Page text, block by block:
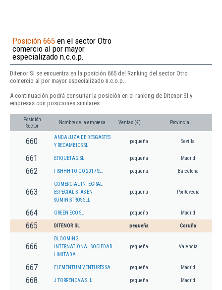
Posición 665 en el sector Otro
comercio al por mayor
especializado n.c.o.p.
Ditenor Sl se encuentra en la posición 665 del Ranking del sector Otro
comercio al por mayor especializado n.c.o.p..
A continuación podrá consultar la posición en el ranking de Ditenor Sl y
empresas con posiciones similares:
Posición
Sector
Nombre de la empresa Ventas (€) Provincia
660
ANDALUZA DE DESGASTES
Y RECAMBIOS SL
pequeña Sevilla
661 ETIQUETA 2 SL pequeña Madrid
662 FISHHH TO GO 2017 SL. pequeña Barcelona
663
COMERCIAL INTEGRAL
ESPECIALISTAS EN
SUMINISTROS SLL
pequeña Pontevedra
664 GREEN ECO SL pequeña Madrid
665 DITENOR SL pequeña Coruña
666
BLOOMING
INTERNATIONAL SOCIEDAD
LIMITADA.
pequeña Valencia
667 ELEMENTUM VENTURES SA. pequeña Madrid
668 J TORRENOVA S. L. pequeña Madrid